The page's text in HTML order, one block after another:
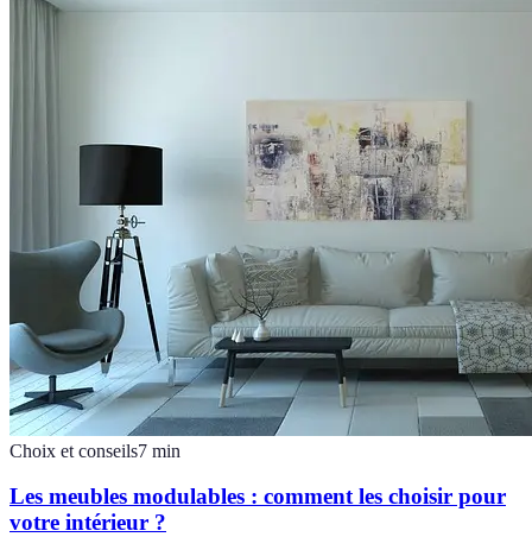
Choix et conseils7 min
Les meubles modulables : comment les choisir pour
votre intérieur ?